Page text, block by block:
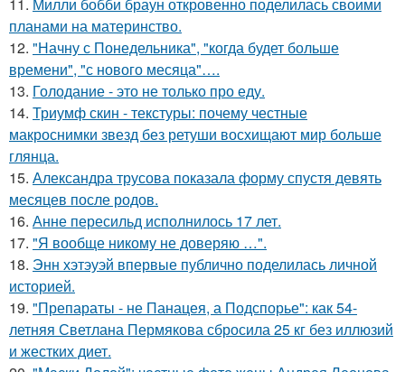
планами на материнство.
12. "Начну с Понедельника", "когда будет больше
времени", "с нового месяца"….
13. Голодание - это не только про еду.
14. Триумф скин - текстуры: почему честные
макроснимки звезд без ретуши восхищают мир больше
глянца.
15. Александра трусова показала форму спустя девять
месяцев после родов.
16. Анне пересильд исполнилось 17 лет.
17. "Я вообще никому не доверяю …".
18. Энн хэтэуэй впервые публично поделилась личной
историей.
19. "Препараты - не Панацея, а Подспорье": как 54-
летняя Светлана Пермякова сбросила 25 кг без иллюзий
и жестких диет.